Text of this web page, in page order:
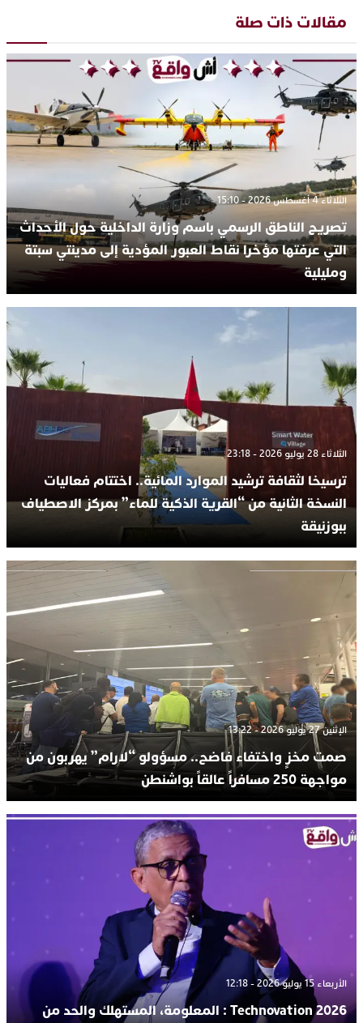
مقالات ذات صلة
الثلاثاء 4 أغسطس 2026 - 15:10
تصريح الناطق الرسمي باسم وزارة الداخلية حول الأحداث
التي عرفتها مؤخرا نقاط العبور المؤدية إلى مدينتي سبتة
ومليلية
الثلاثاء 28 يوليو 2026 - 23:18
ترسيخا لثقافة ترشيد الموارد المائية.. اختتام فعاليات
النسخة الثانية من “القرية الذكية للماء” بمركز الاصطياف
ببوزنيقة
الإثنين 27 يوليو 2026 - 13:22
صمت مخزٍ واختفاء فاضح.. مسؤولو “لارام” يهربون من
مواجهة 250 مسافراً عالقاً بواشنطن
الأربعاء 15 يوليو 2026 - 12:18
Technovation 2026 : المعلومة، المستهلك والحد من